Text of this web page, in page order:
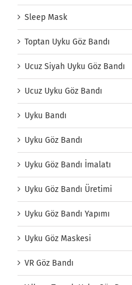
Sleep Mask
Toptan Uyku Göz Bandı
Ucuz Siyah Uyku Göz Bandı
Ucuz Uyku Göz Bandı
Uyku Bandı
Uyku Göz Bandı
Uyku Göz Bandı İmalatı
Uyku Göz Bandı Üretimi
Uyku Göz Bandı Yapımı
Uyku Göz Maskesi
VR Göz Bandı